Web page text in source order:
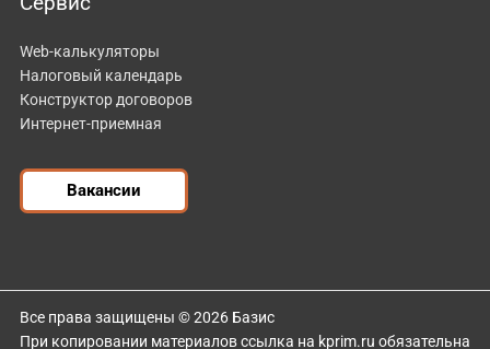
Web-калькуляторы
Налоговый календарь
Конструктор договоров
Интернет-приемная
Вакансии
Все права защищены © 2026 Базис
При копировании материалов ссылка на kprim.ru обязательна